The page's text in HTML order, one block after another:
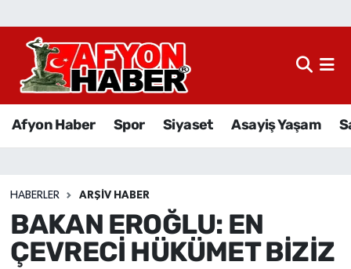
Afyon Haber Spor Siyaset Asayiş Yaşam
HABERLER ARŞIV HABER
BAKAN EROĞLU: EN
ÇEVRECİ HÜKÜMET BİZİZ
Afyon Haber
Sağlık
Eğitim